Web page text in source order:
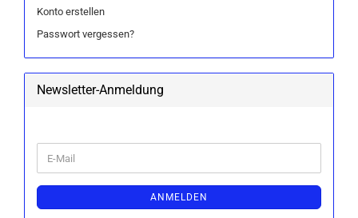
Konto erstellen
Passwort vergessen?
Newsletter-Anmeldung
ZUR
ANMELDUNG
E-
Mail
ANMELDEN